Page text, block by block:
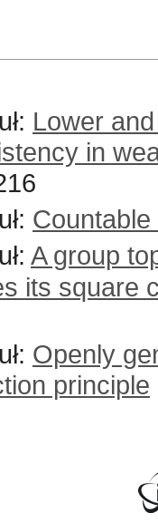
Lower
in
A group
its square
Openly
principle